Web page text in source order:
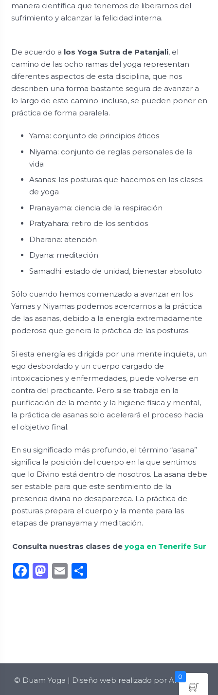
manera científica que tenemos de liberarnos del
sufrimiento y alcanzar la felicidad interna.
De acuerdo a los Yoga Sutra de Patanjali, el
camino de las ocho ramas del yoga representan
diferentes aspectos de esta disciplina, que nos
describen una forma bastante segura de avanzar a
lo largo de este camino; incluso, se pueden poner en
práctica de forma paralela.
Yama: conjunto de principios éticos
Niyama: conjunto de reglas personales de la
vida
Asanas: las posturas que hacemos en las clases
de yoga
Pranayama: ciencia de la respiración
Pratyahara: retiro de los sentidos
Dharana: atención
Dyana: meditación
Samadhi: estado de unidad, bienestar absoluto
Sólo cuando hemos comenzado a avanzar en los
Yamas y Niyamas podemos acercarnos a la práctica
de las asanas, debido a la energía extremadamente
poderosa que genera la práctica de las posturas.
Si esta energía es dirigida por una mente inquieta, un
ego desbordado y un cuerpo cargado de
intoxicaciones y enfermedades, puede volverse en
contra del practicante. Pero si se trabaja en la
purificación de la mente y la higiene física y mental,
la práctica de asanas solo acelerará el proceso hacia
el objetivo final.
En su significado más profundo, el término “asana”
significa la posición del cuerpo en la que sentimos
que lo Divino está dentro de nosotros. La asana debe
ser estable para que este sentimiento de la
presencia divina no desaparezca. La práctica de
posturas prepara el cuerpo y la mente para las
etapas de pranayama y meditación.
Consulta nuestras clases de yoga en Tenerife Sur
Facebook
Mastodon
EmailCompartir
© Duam Yoga | Diseño web realizado por AKROLIH
0